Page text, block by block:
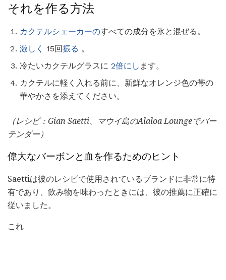
それを作る方法
カクテルシェーカーのすべての成分を氷と混ぜる。
激しく
15回振る 。
冷たいカクテルグラスに 2倍にし ます。
カクテルに軽く入れる前に、新鮮なオレンジ色の帯の
華やかさを添えてください。
（レシピ：Gian Saetti、マウイ島のAlaloa Loungeでバー
テンダー）
偉大なバーボンと血を作るためのヒント
Saettiは彼のレシピで使用されているブランドに非常に特
有であり、飲み物を味わったときには、彼の推薦に正確に
従いました。
これ